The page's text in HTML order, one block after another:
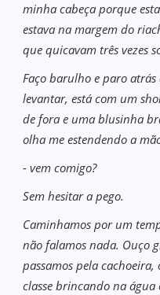
minha cabeça porque
estava na margem do
que quicavam três vezes
Faço barulho e paro
levantar, está com um
de fora e uma blusinha
olha me estendendo a
- vem comigo?
Sem hesitar a pego.
Caminhamos por um
não falamos nada. Ouço
passamos pela cachoeira,
classe brincando na